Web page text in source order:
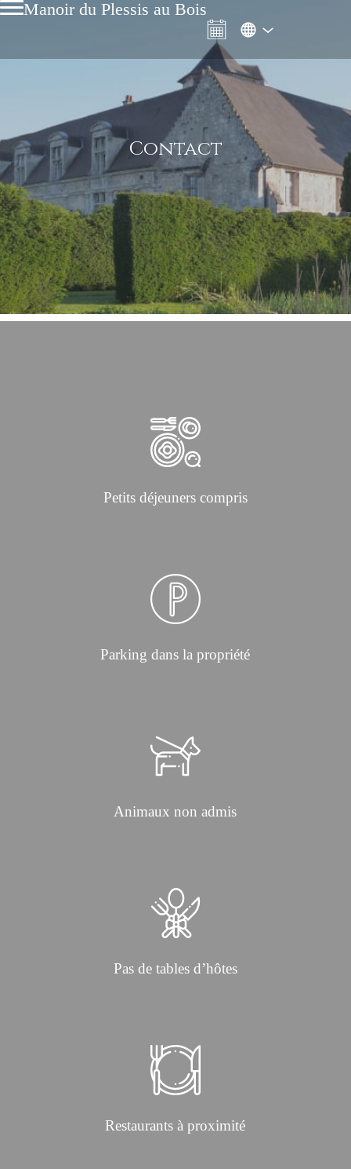
Manoir du Plessis au Bois
Contact
Petits déjeuners compris
Parking dans la propriété
Animaux non admis
Pas de tables d’hôtes
Restaurants à proximité